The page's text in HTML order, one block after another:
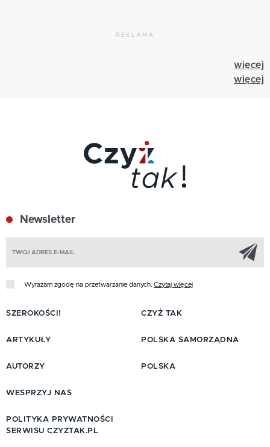
REKLAMA
więcej
więcej
Newsletter
Wyrażam zgodę na przetwarzanie danych. Czytaj więcej
SZEROKOŚCI!
ARTYKUŁY
AUTORZY
CZYŻ TAK
POLSKA SAMORZĄDNA
POLSKA
WESPRZYJ NAS
POLITYKA PRYWATNOŚCI
SERWISU CZYZTAK.PL